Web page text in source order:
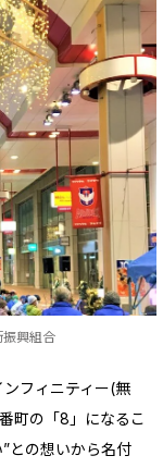
興組合
ンフィニティー(無
町の「8」になるこ
との想いから名付